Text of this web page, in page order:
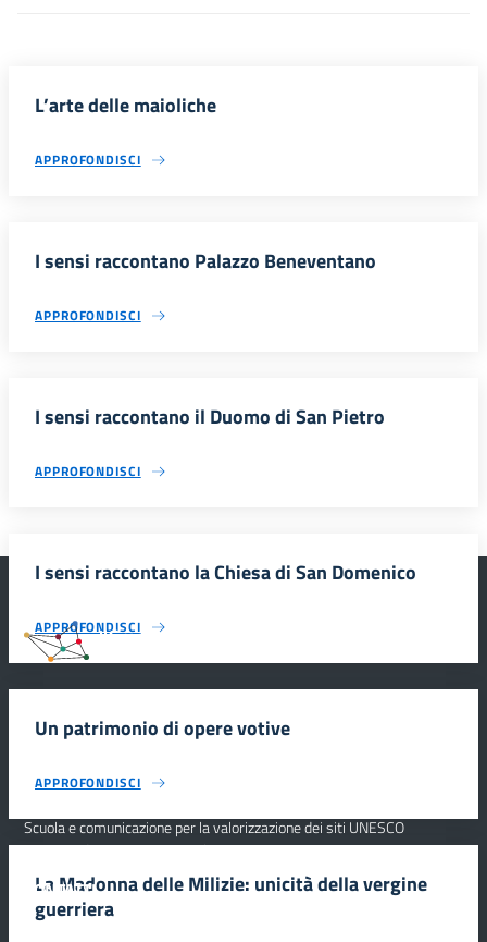
L’arte delle maioliche
APPROFONDISCI
I sensi raccontano Palazzo Beneventano
APPROFONDISCI
I sensi raccontano il Duomo di San Pietro
APPROFONDISCI
I sensi raccontano la Chiesa di San Domenico
APPROFONDISCI
Un patrimonio di opere votive
APPROFONDISCI
La Madonna delle Milizie: unicità della vergine
guerriera
#SmartEducationUnescoSicilia
Scuola e comunicazione per la valorizzazione dei siti UNESCO
#SmartEducationUnescoSicilia - cinque sensi per sette siti
CONTATTI